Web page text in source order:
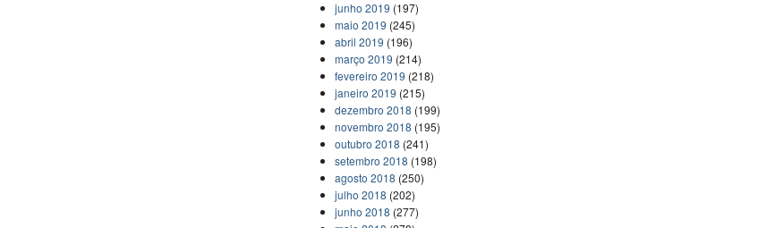
junho 2019 (197)
maio 2019 (245)
abril 2019 (196)
março 2019 (214)
fevereiro 2019 (218)
janeiro 2019 (215)
dezembro 2018 (199)
novembro 2018 (195)
outubro 2018 (241)
setembro 2018 (198)
agosto 2018 (250)
julho 2018 (202)
junho 2018 (277)